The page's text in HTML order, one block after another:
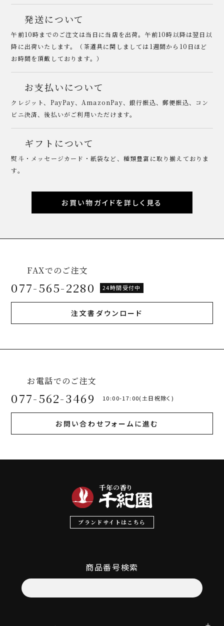
発送について
午前10時までのご注文は当日に当店を出荷。午前10時以降は翌日以
降に出荷いたします。（茶道具に関しましては1週間から10日ほど
お時間を頂戴しております。）
お支払いについて
クレジット、PayPay、AmazonPay、銀行振込、郵便振込、コン
ビニ決済、後払いがご利用いただけます。
ギフトについて
熨斗・メッセージカード・紙袋など、種類豊富に取り揃えておりま
す。
お買い物ガイドを詳しく見る
FAXでのご注文
077-565-2280 24時間受付中
注文書ダウンロード
お電話でのご注文
077-562-3469 10:00-17:00(土日祝除く)
お問い合わせフォームに進む
ブランドサイトはこちら
商品番号検索